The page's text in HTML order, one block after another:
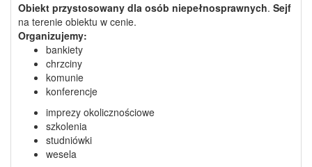
Obiekt przystosowany dla osób niepełnosprawnych. Sejf
na terenie obiektu w cenie.
Organizujemy:
bankiety
chrzciny
komunie
konferencje
imprezy okolicznościowe
szkolenia
studniówki
wesela